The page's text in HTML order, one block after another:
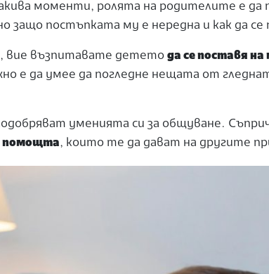
моменти, ролята на родителите е да
защо постъпката му е нередна и как да се
вие възпитавате детето да се поставя
е да умее да погледне нещата от
уменията си за общуване.
помощта, които те да дават на другите